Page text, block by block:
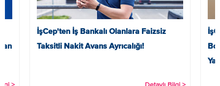
>
İşCep'ten İş Bankalı Olanlara Faizsiz
Taksitli Nakit Avans Ayrıcalığı!
Detaylı Bilgi >